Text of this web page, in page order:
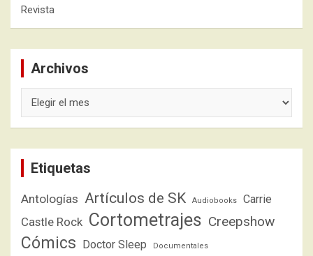
Revista
Archivos
Etiquetas
Antologías Artículos de SK Audiobooks Carrie
Castle Rock Cortometrajes Creepshow
Cómics Doctor Sleep Documentales